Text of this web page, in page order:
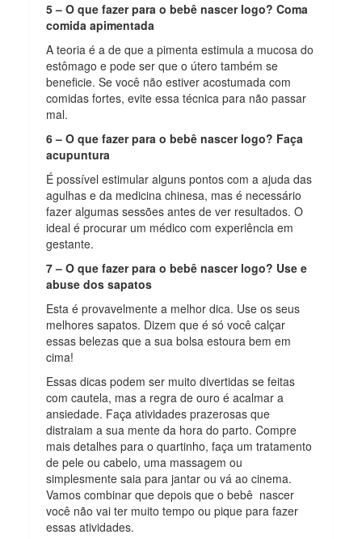
5 – O que fazer para o bebê nascer logo? Coma
comida apimentada
A teoria é a de que a pimenta estimula a mucosa do
estômago e pode ser que o útero também se
beneficie. Se você não estiver acostumada com
comidas fortes, evite essa técnica para não passar
mal.
6 – O que fazer para o bebê nascer logo? Faça
acupuntura
É possível estimular alguns pontos com a ajuda das
agulhas e da medicina chinesa, mas é necessário
fazer algumas sessões antes de ver resultados. O
ideal é procurar um médico com experiência em
gestante.
7 – O que fazer para o bebê nascer logo? Use e
abuse dos sapatos
Esta é provavelmente a melhor dica. Use os seus
melhores sapatos. Dizem que é só você calçar
essas belezas que a sua bolsa estoura bem em
cima!
Essas dicas podem ser muito divertidas se feitas
com cautela, mas a regra de ouro é acalmar a
ansiedade. Faça atividades prazerosas que
distraiam a sua mente da hora do parto. Compre
mais detalhes para o quartinho, faça um tratamento
de pele ou cabelo, uma massagem ou
simplesmente saia para jantar ou vá ao cinema.
Vamos combinar que depois que o bebê nascer
você não vai ter muito tempo ou pique para fazer
essas atividades.